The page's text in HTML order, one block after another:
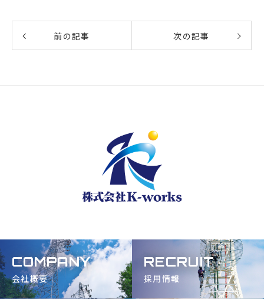
前の記事 次の記事
COMPANY
会社概要
RECRUIT
採用情報